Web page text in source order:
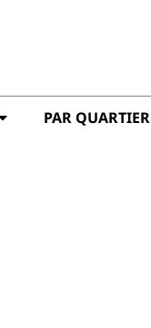
PAR QUARTIER